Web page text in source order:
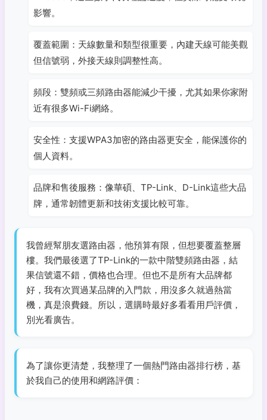
影響。
覆蓋範圍：天線數量和類型很重要，內建天線可能美觀
但信號弱，外接天線則調整性高。
頻段：雙頻或三頻路由器能減少干擾，尤其如果你家附
近有很多Wi-Fi網絡。
安全性：支援WPA3加密的路由器更安全，能保護你的
個人資料。
品牌和售後服務：像華碩、TP-Link、D-Link這些大品
牌，通常韌體更新和技術支援比較可靠。
我曾經幫朋友選路由器，他預算有限，但想要覆蓋整層
樓。我們最後選了TP-Link的一款中階雙頻路由器，結
果信號還不錯，價格也合理。但也不是所有大品牌都
好，我有次買過某品牌的入門款，用沒多久就過熱當
機，真是浪費錢。所以，選購時最好多看看用戶評價，
別光看廣告。
為了讓你更清楚，我整理了一個熱門路由器排行榜，基
於我自己的使用和網路評價：